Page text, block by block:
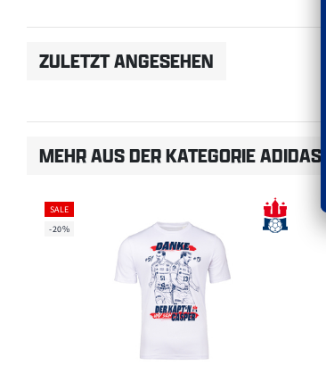
ZULETZT ANGESEHEN
MEHR AUS DER KATEGORIE ADIDAS
SALE
-20%